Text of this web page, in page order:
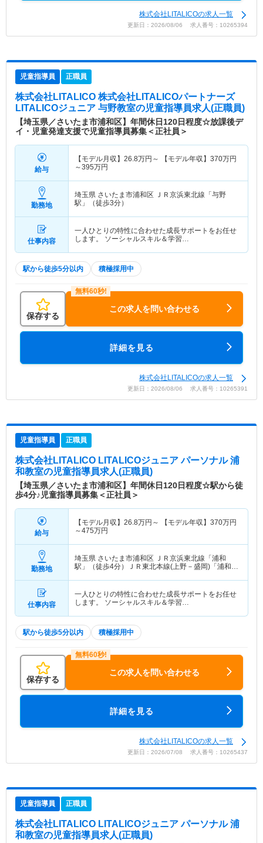
株式会社LITALICOの求人一覧
更新日：2026/08/06 求人番号：10265394
児童指導員 正職員
株式会社LITALICO 株式会社LITALICOパートナーズ
LITALICOジュニア 与野教室の児童指導員求人(正職員)
【埼玉県／さいたま市浦和区】年間休日120日程度☆放課後デ
イ・児童発達支援で児童指導員募集＜正社員＞
給与
【モデル月収】 26.8万円～ 【モデル年収】 370万円
～395万円
勤務地
埼玉県 さいたま市浦和区 ＪＲ京浜東北線「与野
駅」（徒歩3分）
仕事内容
一人ひとりの特性に合わせた成長サポートをお任せ
します。 ソーシャルスキル＆学習…
駅から徒歩5分以内 積極採用中
保存する
この求人を問い合わせる
詳細を見る
株式会社LITALICOの求人一覧
更新日：2026/08/06 求人番号：10265391
児童指導員 正職員
株式会社LITALICO LITALICOジュニア パーソナル 浦
和教室の児童指導員求人(正職員)
【埼玉県／さいたま市浦和区】年間休日120日程度☆駅から徒
歩4分♪児童指導員募集＜正社員＞
給与
【モデル月収】 26.8万円～ 【モデル年収】 370万円
～475万円
勤務地
埼玉県 さいたま市浦和区 ＪＲ京浜東北線「浦和
駅」（徒歩4分）ＪＲ東北本線(上野－盛岡)「浦和
仕事内容
一人ひとりの特性に合わせた成長サポートをお任せ
します。 ソーシャルスキル＆学習…
駅から徒歩5分以内 積極採用中
保存する
この求人を問い合わせる
詳細を見る
株式会社LITALICOの求人一覧
更新日：2026/07/08 求人番号：10265437
児童指導員 正職員
株式会社LITALICO LITALICOジュニア パーソナル 浦
和教室の児童指導員求人(正職員)